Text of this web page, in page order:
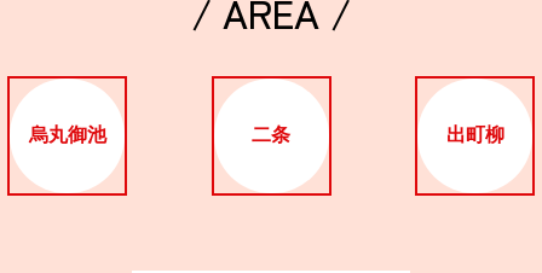
/ AREA /
烏丸御池 二条 出町柳